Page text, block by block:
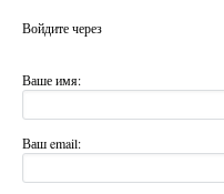
Войдите через
Ваше имя:
Ваш email: